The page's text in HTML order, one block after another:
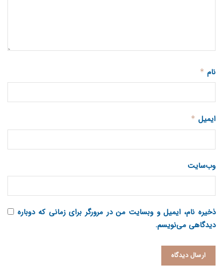
نام *
ایمیل *
وب‌سایت
ذخیره نام، ایمیل و وبسایت من در مرورگر برای زمانی که دوباره
دیدگاهی می‌نویسم.